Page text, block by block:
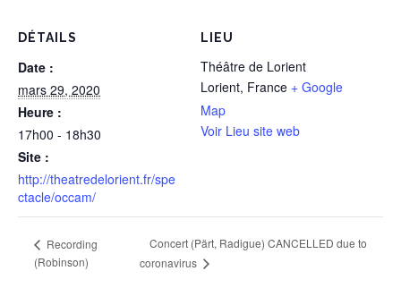
DÉTAILS
Date :
mars 29, 2020
Heure :
17h00 - 18h30
Site :
http://theatredelorient.fr/spe
ctacle/occam/
LIEU
Théâtre de Lorient
Lorient, France + Google
Map
Voir Lieu site web
Recording
(Robinson)
Concert (Pärt, Radigue) CANCELLED due to
coronavirus